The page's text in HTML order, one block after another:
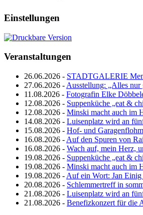
Einstellungen
Veranstaltungen
26.06.2026 - STADTGALERIE
27.06.2026 - Ausstellung: „Alles nur
11.08.2026 - Fotografin Elke
12.08.2026 - Suppenküche „eat &
12.08.2026 - Minski macht auch im
14.08.2026 - Luisenplatz wird an
15.08.2026 - Hof- und
16.08.2026 - Auf den Spuren von
16.08.2026 - Wach auf, mein Herz,
19.08.2026 - Suppenküche „eat &
19.08.2026 - Minski macht auch im
19.08.2026 - Auf ein Wort: Jan Einig
20.08.2026 - Schlemmertreff in
21.08.2026 - Luisenplatz wird an
21.08.2026 - Benefizkonzert für die